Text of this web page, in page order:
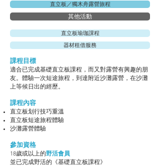
直立板／獨木舟露營旅程
其他活動
直立板瑜珈課程
器材租借服務
課程目標
​適合已完成基礎直立板課程，而又對露營有興趣的朋
友。體驗一次短途旅程，到達附近沙灘露營，在沙灘
上等候日出的經歷。
課程內容​
直立板划行技巧重溫
直立板短途旅程體驗
沙灘露營體驗
參加資格
18歲或以上的野活會員
並已完成野活的《基礎直立板課程》